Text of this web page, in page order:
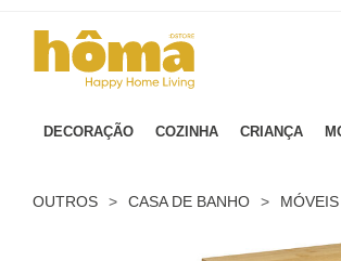
DECORAÇÃO COZINHA CRIANÇA
OUTROS > CASA DE BANHO >